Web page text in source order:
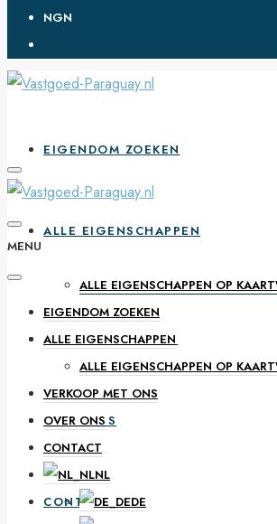
NGN
EIGENDOM ZOEKEN
ALLE EIGENSCHAPPEN
ALLE EIGENSCHAPPEN OP
VERKOOP MET ONS
OVER ONS
CONTACT
MENU
EIGENDOM ZOEKEN
ALLE EIGENSCHAPPEN
ALLE EIGENSCHAPPEN OP
VERKOOP MET ONS
OVER ONS
CONTACT
NL
DE